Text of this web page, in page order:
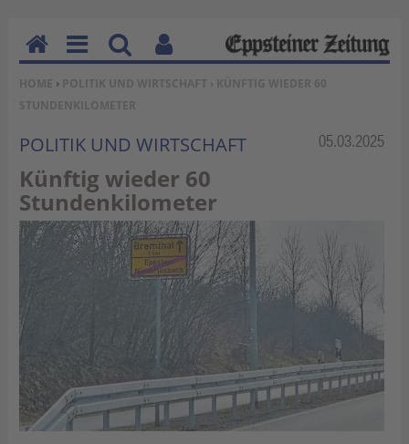
SIE BEFINDEN SICH HIER:
HOME › POLITIK UND WIRTSCHAFT › KÜNFTIG WIEDER 60
STUNDENKILOMETER
Rubrik:
POLITIK UND WIRTSCHAFT 05.03.2025
Künftig wieder 60
Stundenkilometer
H
o
m
e
M
en
u
Su
ch
en
Be
nu
erf
un
kti
on
en